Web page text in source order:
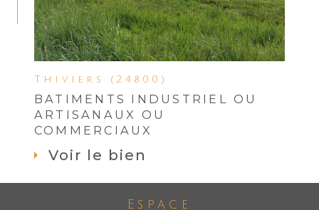
Thiviers (24800)
BATIMENTS INDUSTRIEL OU
ARTISANAUX OU
COMMERCIAUX
Voir le bien
Espace